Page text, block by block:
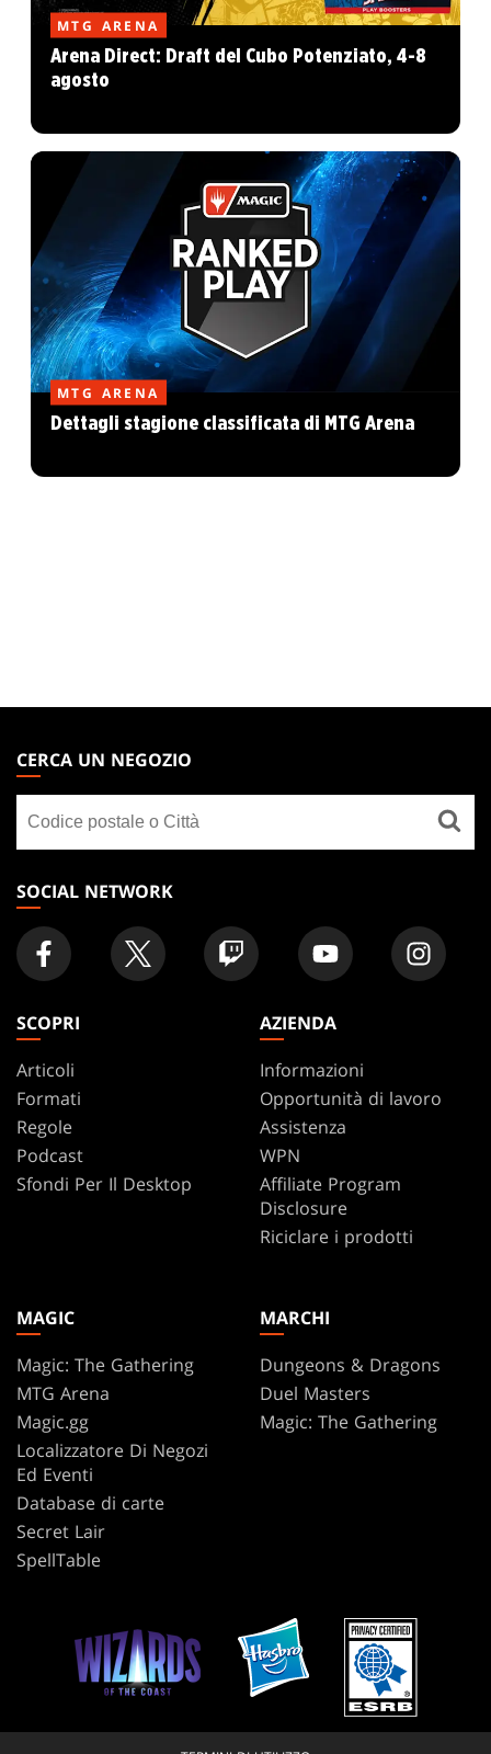
MTG ARENA
Arena Direct: Draft del Cubo Potenziato, 4-8
agosto
MTG ARENA
Dettagli stagione classificata di MTG Arena
THE
GATHERING
FOOTER
CERCA UN NEGOZIO
un
negozio
SOCIAL NETWORK
SCOPRI
Articoli
Formati
Regole
Podcast
Sfondi Per Il Desktop
AZIENDA
Informazioni
Opportunità di lavoro
Assistenza
WPN
Affiliate Program
Disclosure
Riciclare i prodotti
MAGIC
Magic: The Gathering
MTG Arena
Magic.gg
Localizzatore Di Negozi
Ed Eventi
Database di carte
Secret Lair
SpellTable
MARCHI
Dungeons & Dragons
Duel Masters
Magic: The Gathering